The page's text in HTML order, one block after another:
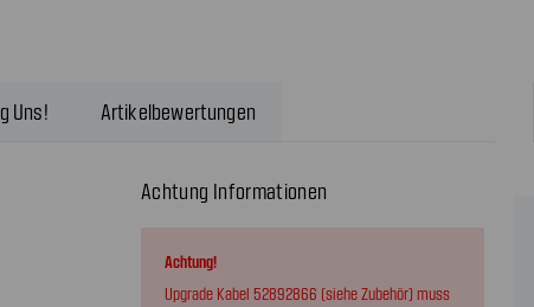
Uns! Artikelbewertungen
Achtung Informationen
Achtung!
Upgrade Kabel 52892866 (siehe Zubehör) muss